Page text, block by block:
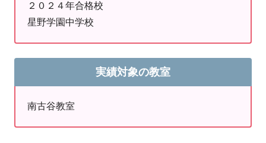
２０２４年合格校
川越総合高校、松山高校、新座柳瀬高校、大宮武
蔵野高校、川越工業高校、与野高校、川越市立川
越高校、上尾高校、西武学園文理高校、西武台高
校、秀明英光高校、東邦音楽大学附属東邦第二高
２０２４年合格校
星野学園中学校
実績対象の教室
南古谷教室